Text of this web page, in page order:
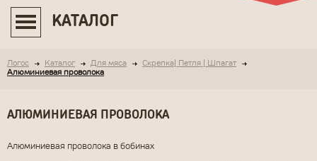
КАТАЛОГ
Логос Каталог Для мяса
Скрепка| Петля | Шпагат
Алюминиевая проволока
АЛЮМИНИЕВАЯ ПРОВОЛОКА
Алюминиевая проволока в бобинах